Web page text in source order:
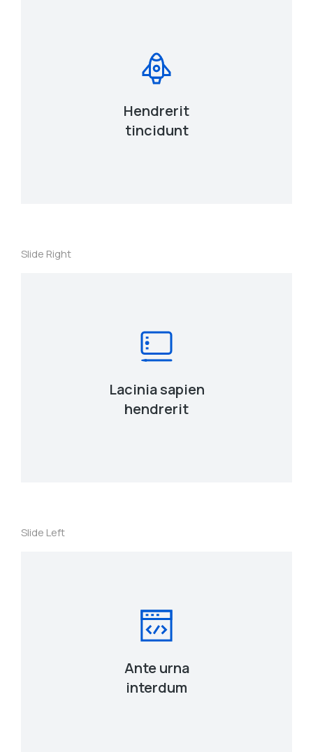
View Details
Hendrerit
tincidunt
Slide Right
Lacinia sapien
hendrerit
Slide Left
Ante urna
interdum